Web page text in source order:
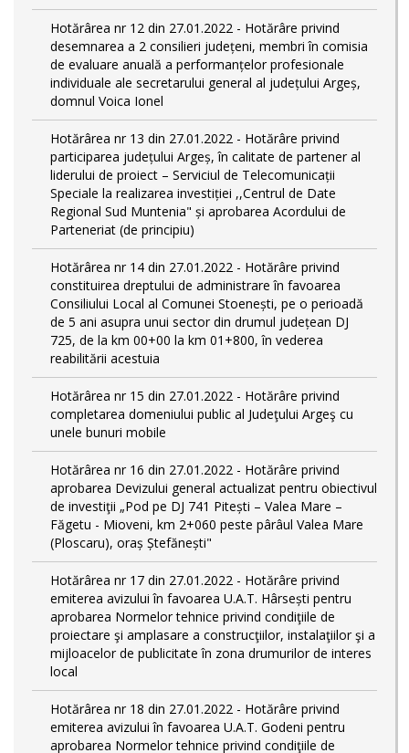
Hotărârea nr 12 din 27.01.2022 - Hotărâre privind
desemnarea a 2 consilieri județeni, membri în comisia
de evaluare anuală a performanțelor profesionale
individuale ale secretarului general al județului Argeș,
domnul Voica Ionel
Hotărârea nr 13 din 27.01.2022 - Hotărâre privind
participarea județului Argeș, în calitate de partener al
liderului de proiect – Serviciul de Telecomunicații
Speciale la realizarea investiției ,,Centrul de Date
Regional Sud Muntenia" și aprobarea Acordului de
Parteneriat (de principiu)
Hotărârea nr 14 din 27.01.2022 - Hotărâre privind
constituirea dreptului de administrare în favoarea
Consiliului Local al Comunei Stoenești, pe o perioadă
de 5 ani asupra unui sector din drumul județean DJ
725, de la km 00+00 la km 01+800, în vederea
reabilitării acestuia
Hotărârea nr 15 din 27.01.2022 - Hotărâre privind
completarea domeniului public al Judeţului Argeş cu
unele bunuri mobile
Hotărârea nr 16 din 27.01.2022 - Hotărâre privind
aprobarea Devizului general actualizat pentru obiectivul
de investiţii „Pod pe DJ 741 Pitești – Valea Mare –
Făgetu - Mioveni, km 2+060 peste pârâul Valea Mare
(Ploscaru), oraș Ștefănești"
Hotărârea nr 17 din 27.01.2022 - Hotărâre privind
emiterea avizului în favoarea U.A.T. Hârsești pentru
aprobarea Normelor tehnice privind condiţiile de
proiectare şi amplasare a construcţiilor, instalaţiilor şi a
mijloacelor de publicitate în zona drumurilor de interes
local
Hotărârea nr 18 din 27.01.2022 - Hotărâre privind
emiterea avizului în favoarea U.A.T. Godeni pentru
aprobarea Normelor tehnice privind condiţiile de